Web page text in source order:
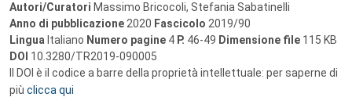
Autori/Curatori Massimo Bricocoli, Stefania Sabatinelli
Anno di pubblicazione 2020 Fascicolo 2019/90
Lingua Italiano Numero pagine 4 P. 46-49 Dimensione file 115 KB
DOI 10.3280/TR2019-090005
Il DOI è il codice a barre della proprietà intellettuale: per saperne di
più clicca qui